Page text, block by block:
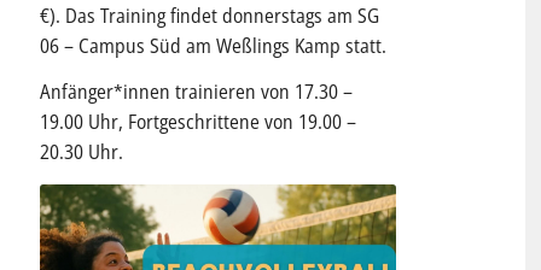
€). Das Training findet donnerstags am SG
06 – Campus Süd am Weßlings Kamp statt.
Anfänger*innen trainieren von 17.30 –
19.00 Uhr, Fortgeschrittene von 19.00 –
20.30 Uhr.